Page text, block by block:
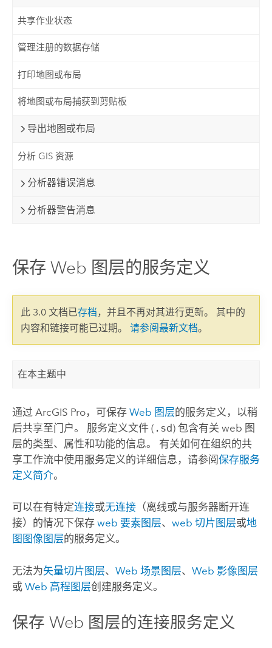
共享作业状态
管理注册的数据存储
打印地图或布局
将地图或布局捕获到剪贴板
导出地图或布局
分析 GIS 资源
分析器错误消息
分析器警告消息
保存 Web 图层的服务定义
此 3.0 文档已存档，并且不再对其进行更新。 其中的
内容和链接可能已过期。 请参阅最新文档。
在本主题中
通过 ArcGIS Pro，可保存 Web 图层的服务定义，以稍
后共享至门户。 服务定义文件 ( .sd ) 包含有关 web 图
层的类型、属性和功能的信息。 有关如何在组织的共
享工作流中使用服务定义的详细信息，请参阅保存服务
定义简介。
可以在有特定连接或无连接（离线或与服务器断开连
接）的情况下保存 web 要素图层、 web 切片图层或地
图图像图层的服务定义。
无法为矢量切片图层、 Web 场景图层、 Web 影像图层
或 Web 高程图层创建服务定义。
保存 Web 图层的连接服务定义